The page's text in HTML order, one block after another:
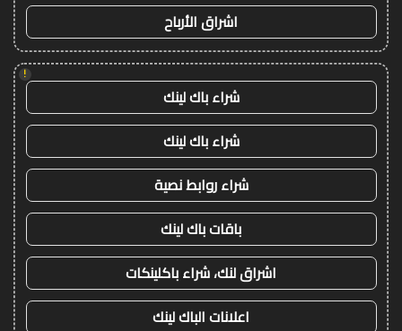
اشراق الأرباح
!
شراء باك لينك
شراء باك لينك
شراء روابط نصية
باقات باك لينك
اشراق لنك، شراء باكلينكات
اعلانات الباك لينك